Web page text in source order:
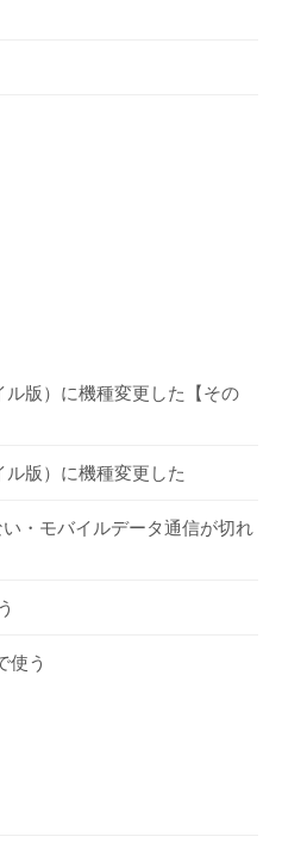
ル版）に機種変更した【その
ル版）に機種変更した
・モバイルデータ通信が切れ
使う